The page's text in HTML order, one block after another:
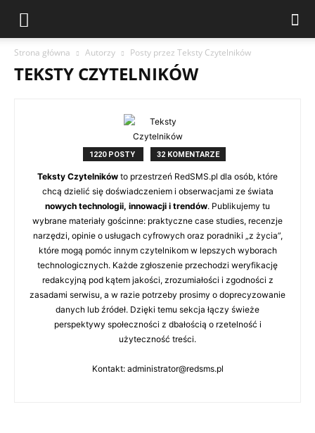
Strona główna Autorzy Posty przez Teksty Czytelników
TEKSTY CZYTELNIKÓW
1220 POSTY 32 KOMENTARZE
Teksty Czytelników to przestrzeń RedSMS.pl dla osób, które
chcą dzielić się doświadczeniem i obserwacjami ze świata
nowych technologii, innowacji i trendów. Publikujemy tu
wybrane materiały gościnne: praktyczne case studies, recenzje
narzędzi, opinie o usługach cyfrowych oraz poradniki „z życia”,
które mogą pomóc innym czytelnikom w lepszych wyborach
technologicznych. Każde zgłoszenie przechodzi weryfikację
redakcyjną pod kątem jakości, zrozumiałości i zgodności z
zasadami serwisu, a w razie potrzeby prosimy o doprecyzowanie
danych lub źródeł. Dzięki temu sekcja łączy świeże
perspektywy społeczności z dbałością o rzetelność i
użyteczność treści.
Kontakt: administrator@redsms.pl